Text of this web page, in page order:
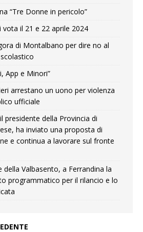
“Tre Donne in pericolo”
vota il 21 e 22 aprile 2024
di Montalbano per dire no al
App e Minori”
arrestano un uono per violenza
ufficiale
presidente della Provincia di
ha inviato una proposta di
e continua a lavorare sul fronte
Valbasento, a Ferrandina la
programmatico per il rilancio e lo